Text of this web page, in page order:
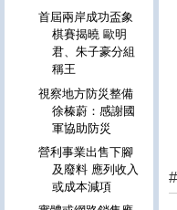
首屆兩岸成功盃象
棋賽揭曉 歐明
君、朱子豪分組
稱王
視察地方防災整備
徐榛蔚：感謝國
軍協助防災
營利事業出售下腳
及廢料 應列收入
或成本減項